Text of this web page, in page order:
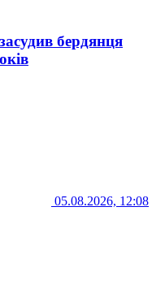
бердянця
05.08.2026, 12:08